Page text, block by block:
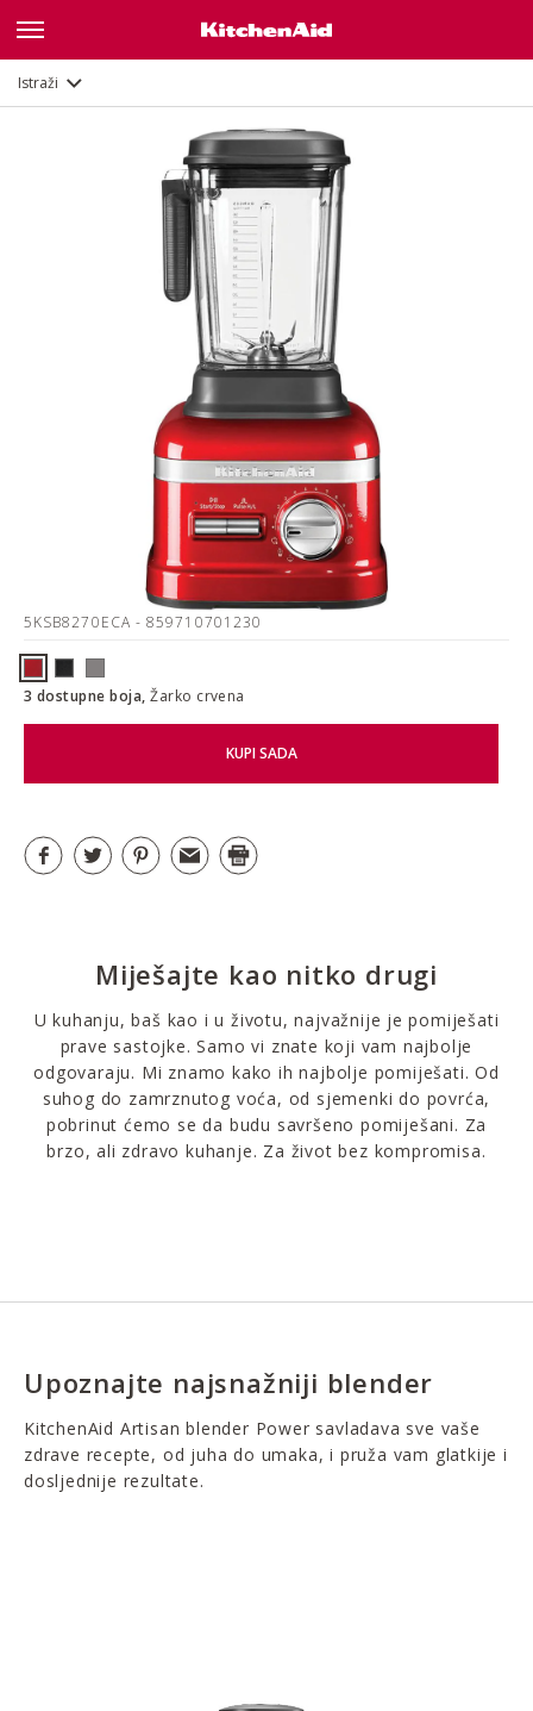
Istraži
5KSB8270ECA - 859710701230
3 dostupne boja,Žarko crvena
KUPI SADA
Miješajte kao nitko drugi
U kuhanju, baš kao i u životu, najvažnije je pomiješati
prave sastojke. Samo vi znate koji vam najbolje
odgovaraju. Mi znamo kako ih najbolje pomiješati. Od
suhog do zamrznutog voća, od sjemenki do povrća,
pobrinut ćemo se da budu savršeno pomiješani. Za
brzo, ali zdravo kuhanje. Za život bez kompromisa.
Upoznajte najsnažniji blender
KitchenAid Artisan blender Power savladava sve vaše
zdrave recepte, od juha do umaka, i pruža vam glatkije i
dosljednije rezultate.